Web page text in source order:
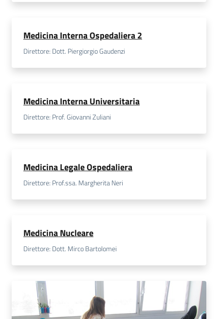
Medicina Interna Ospedaliera 2
Direttore: Dott. Piergiorgio Gaudenzi
Medicina Interna Universitaria
Direttore: Prof. Giovanni Zuliani
Medicina Legale Ospedaliera
Direttore: Prof.ssa. Margherita Neri
Medicina Nucleare
Direttore: Dott. Mirco Bartolomei